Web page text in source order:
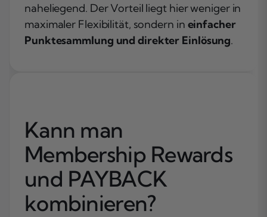
naheliegend. Der Vorteil liegt hier weniger in
maximaler Flexibilität, sondern in einfacher
Punktesammlung und direkter Einlösung.
Kann man
Membership Rewards
und PAYBACK
kombinieren?